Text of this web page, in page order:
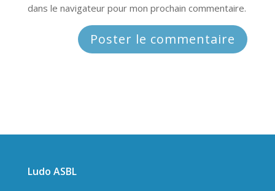
dans le navigateur pour mon prochain commentaire.
Ludo ASBL